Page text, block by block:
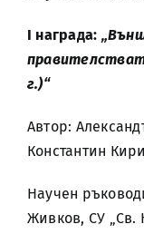
І награда:
г.)“
Автор:
Константин
Научен
Живков, СУ „Св.